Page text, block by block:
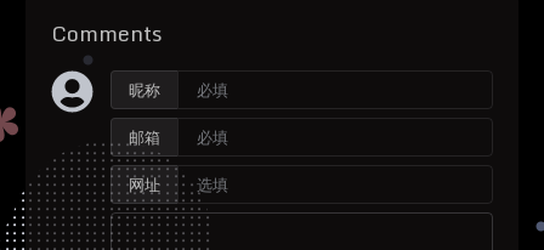
Comments
昵称
邮箱
网址